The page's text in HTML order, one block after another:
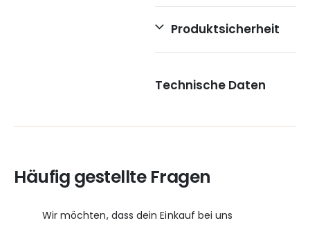
Produktsicherheit
Technische Daten
Häufig gestellte Fragen
Wir möchten, dass dein Einkauf bei uns